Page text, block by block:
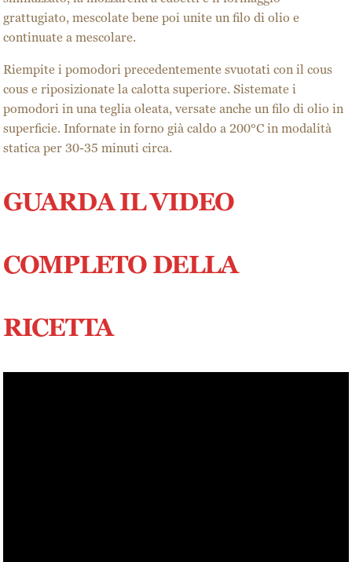
grattugiato, mescolate bene poi unite un filo di olio e
continuate a mescolare.
Riempite i pomodori precedentemente svuotati con il cous
cous e riposizionate la calotta superiore. Sistemate i
pomodori in una teglia oleata, versate anche un filo di olio in
superficie. Infornate in forno già caldo a 200°C in modalità
statica per 30-35 minuti circa.
GUARDA IL VIDEO
COMPLETO DELLA
RICETTA